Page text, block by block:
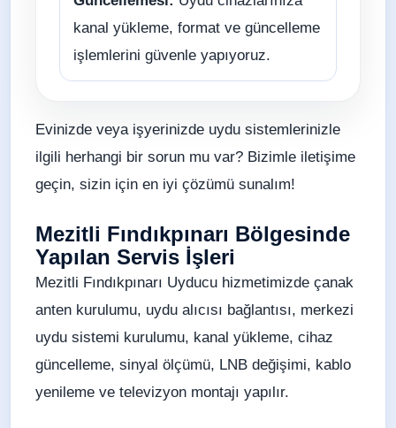
kanal yükleme, format ve güncelleme
işlemlerini güvenle yapıyoruz.
Evinizde veya işyerinizde uydu sistemlerinizle
ilgili herhangi bir sorun mu var? Bizimle iletişime
geçin, sizin için en iyi çözümü sunalım!
Mezitli Fındıkpınarı Bölgesinde
Yapılan Servis İşleri
Mezitli Fındıkpınarı Uyducu hizmetimizde çanak
anten kurulumu, uydu alıcısı bağlantısı, merkezi
uydu sistemi kurulumu, kanal yükleme, cihaz
güncelleme, sinyal ölçümü, LNB değişimi, kablo
yenileme ve televizyon montajı yapılır.